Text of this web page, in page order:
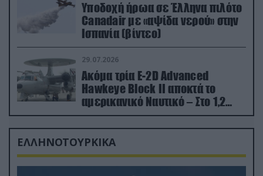
Υποδοχή ήρωα σε Έλληνα πιλότο
Canadair με «αψίδα νερού» στην
Ισπανία (βίντεο)
29.07.2026
Ακόμα τρία E-2D Advanced
Hawkeye Block II αποκτά το
αμερικανικό Ναυτικό – Στο 1,2
δισ.δολάρια το κόστος
ΕΛΛΗΝΟΤΟΥΡΚΙΚΑ